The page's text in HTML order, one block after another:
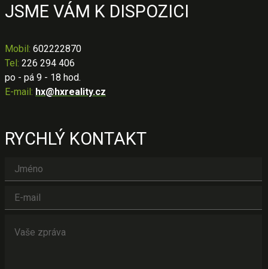
JSME VÁM K DISPOZICI
Mobil: 602222870
Tel: 226 294 406
po - pá 9 - 18 hod.
E-mail: hx@hxreality.cz
RYCHLÝ KONTAKT